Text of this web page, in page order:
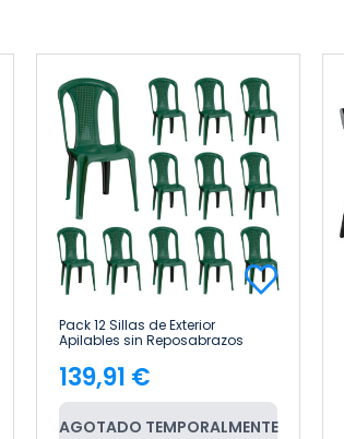
Pack 12 Sillas de Exterior
Apilables sin Reposabrazos
Precio
139,91 €
AGOTADO TEMPORALMENTE